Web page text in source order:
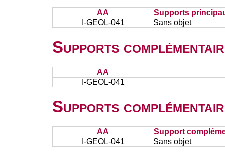
AA
Supports
I-GEOL-041
Sans objet
Supports
AA
I-GEOL-041
Supports
AA
Support
I-GEOL-041
Sans objet